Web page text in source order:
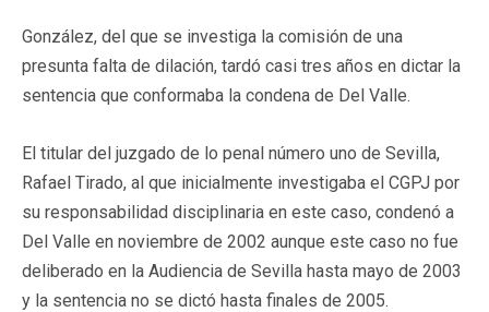
González, del que se investiga la comisión de una
presunta falta de dilación, tardó casi tres años en dictar la
sentencia que conformaba la condena de Del Valle.
El titular del juzgado de lo penal número uno de Sevilla,
Rafael Tirado, al que inicialmente investigaba el CGPJ por
su responsabilidad disciplinaria en este caso, condenó a
Del Valle en noviembre de 2002 aunque este caso no fue
deliberado en la Audiencia de Sevilla hasta mayo de 2003
y la sentencia no se dictó hasta finales de 2005.